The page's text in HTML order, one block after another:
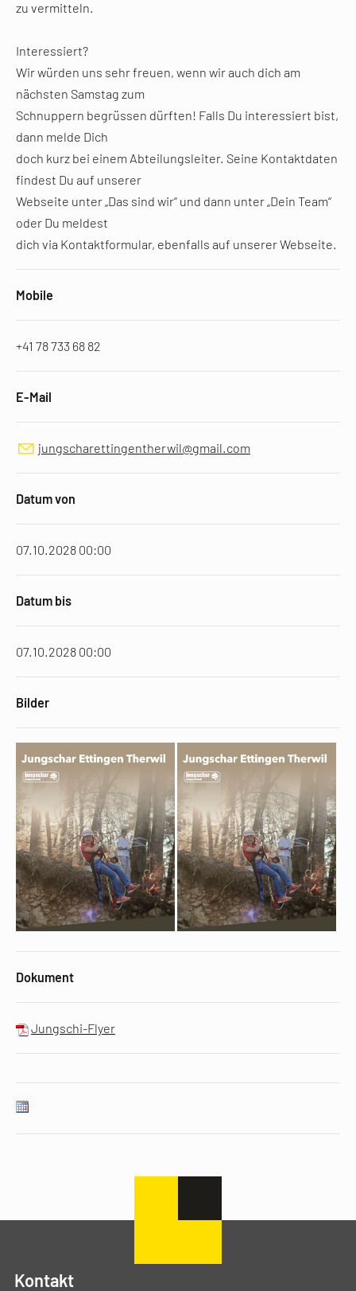
zu vermitteln.
Interessiert?
Wir würden uns sehr freuen, wenn wir auch dich am
nächsten Samstag zum
Schnuppern begrüssen dürften! Falls Du interessiert bist,
dann melde Dich
doch kurz bei einem Abteilungsleiter. Seine Kontaktdaten
findest Du auf unserer
Webseite unter „Das sind wir“ und dann unter „Dein Team“
oder Du meldest
dich via Kontaktformular, ebenfalls auf unserer Webseite.
Mobile
+41 78 733 68 82
E-Mail
jungscharettingentherwil@gmail.com
Datum von
07.10.2028 00:00
Datum bis
07.10.2028 00:00
Bilder
Dokument
Jungschi-Flyer
Kontakt